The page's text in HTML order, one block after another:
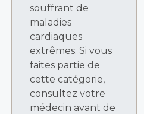
souffrant de
maladies
cardiaques
extrêmes. Si vous
faites partie de
cette catégorie,
consultez votre
médecin avant de